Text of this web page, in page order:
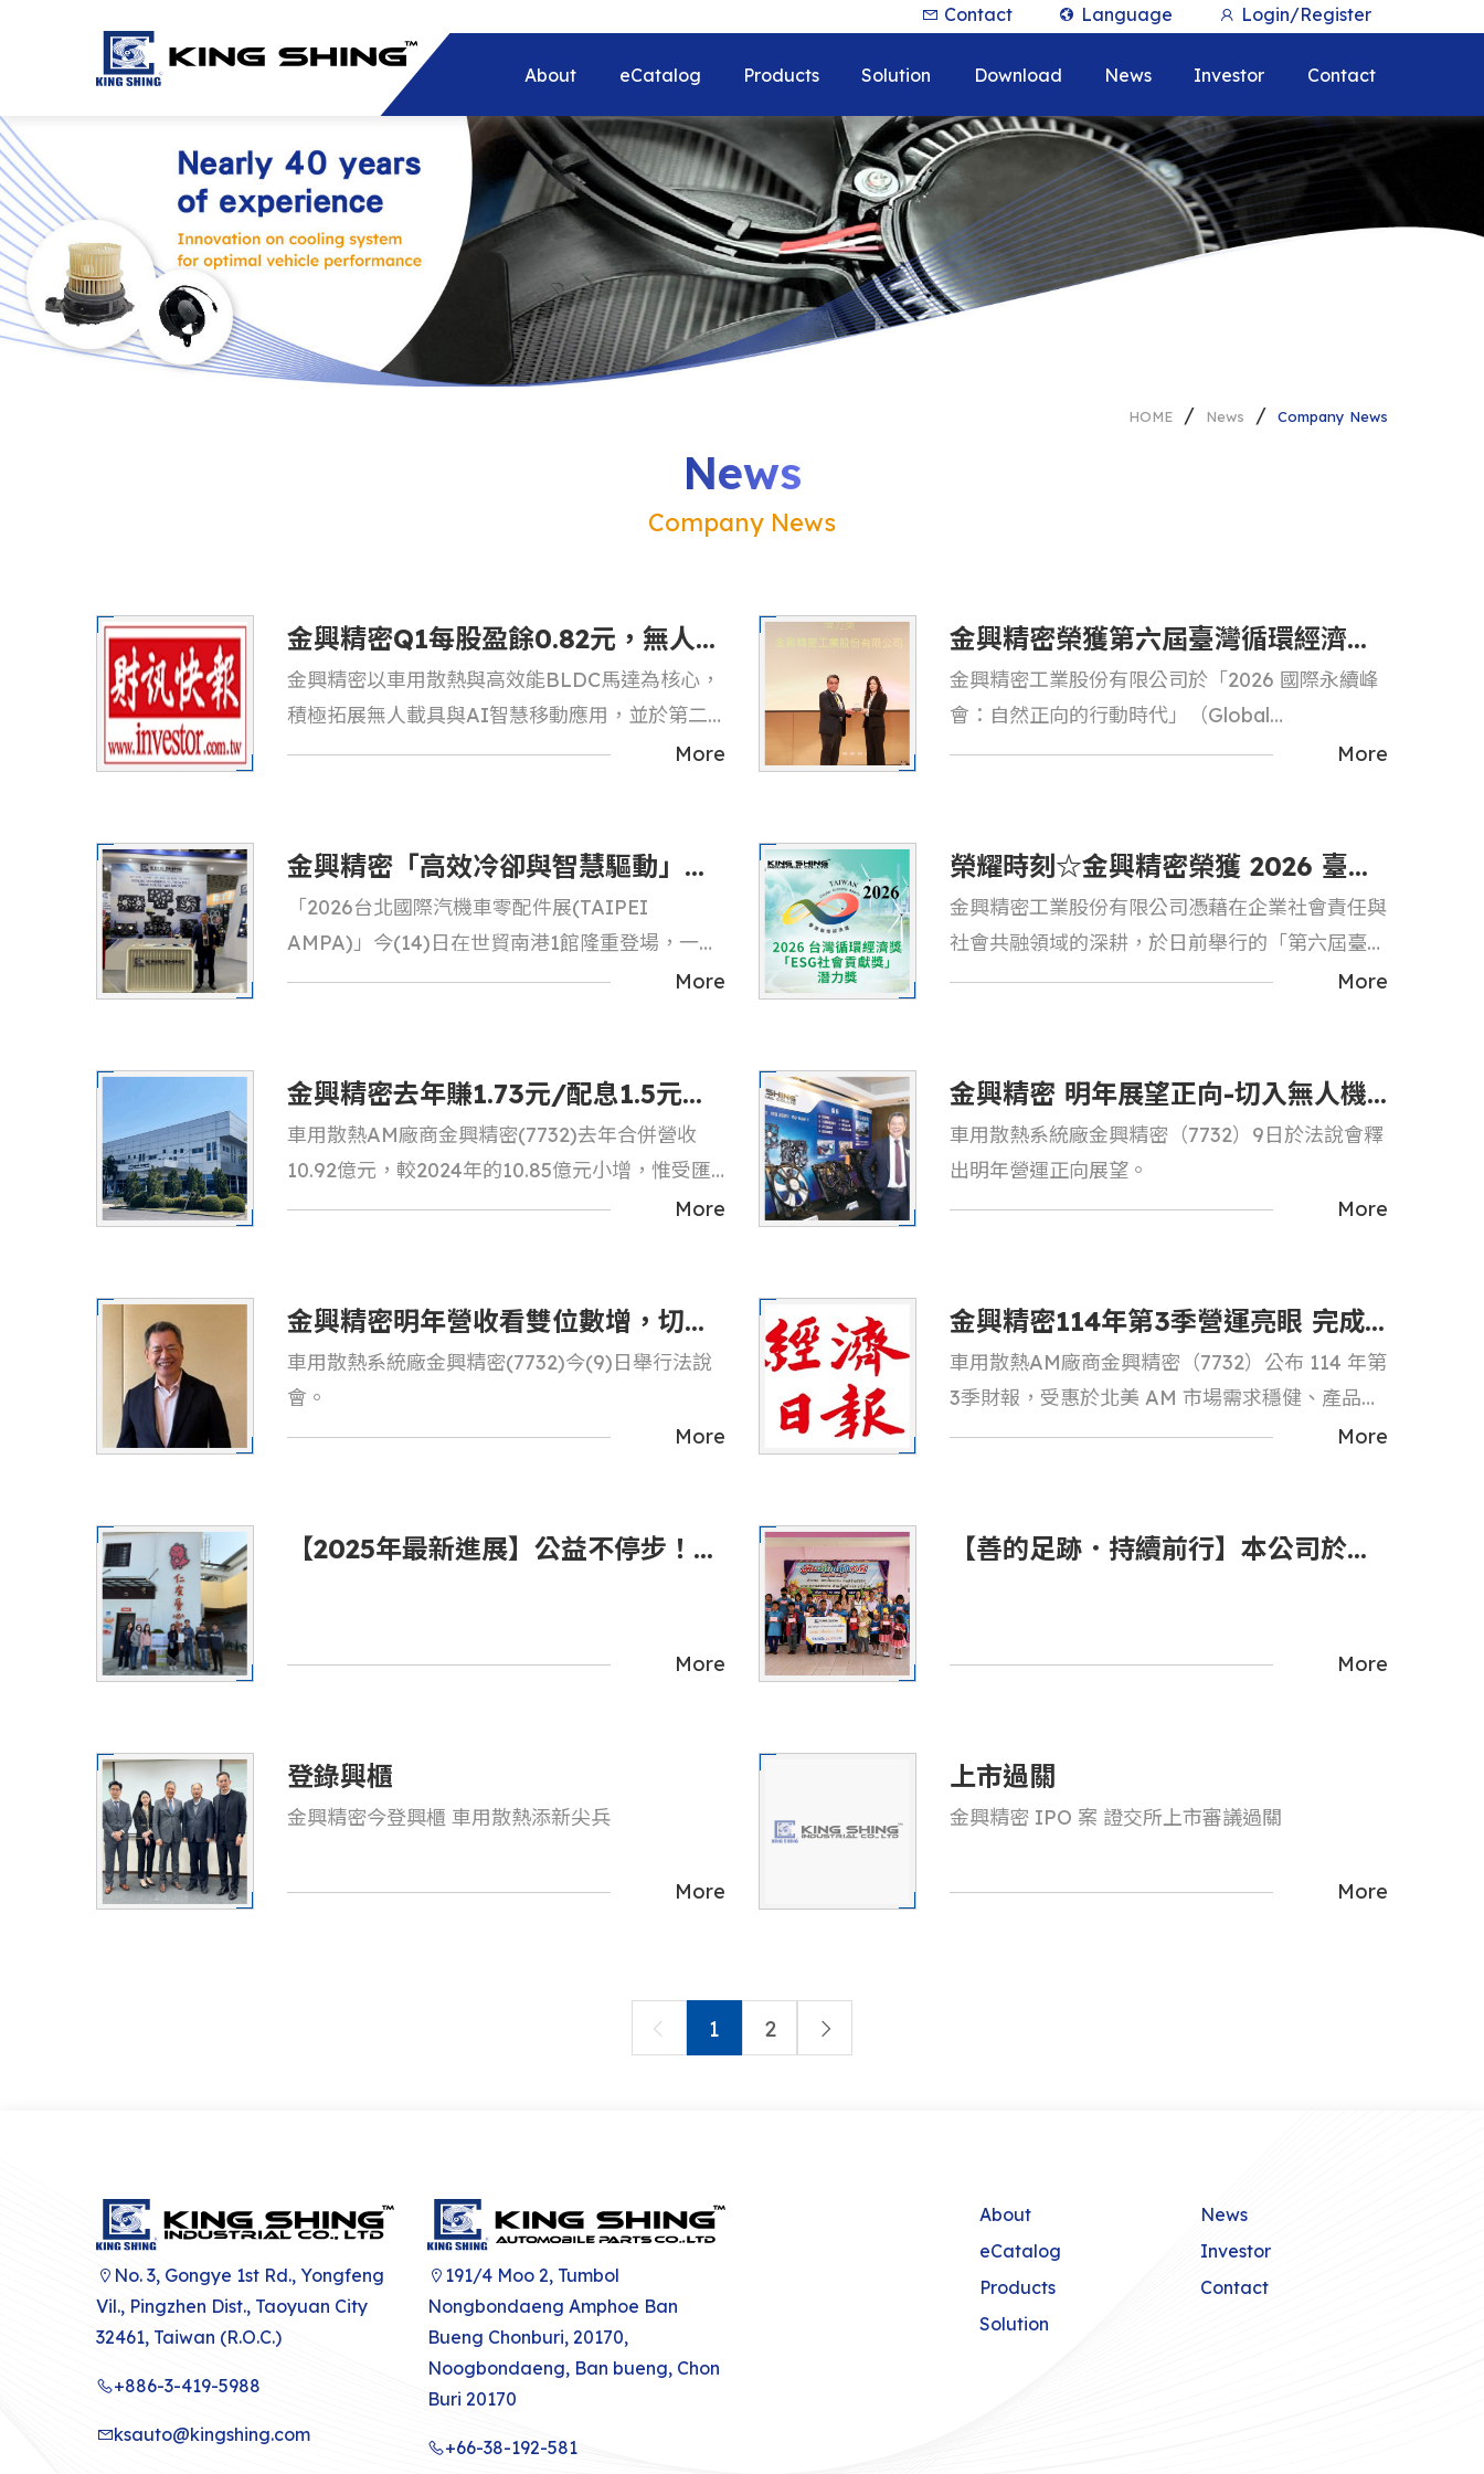
Contact
Language
Login/Register
About
About
History
eCatalog Products Solution
Solution
Product Development
R&D Test Equipment
Mold and Tooling Shop in
Thailand
Download
New Products
News
Company News
Recruit Talents
Investor
Stakeholder
Financial Information
Monthly Revenue Report
Consolidated Quarterly
Financial Reports
Shareholder Column
Shareholder
Contact Person
Policy
Internal Audit
Contact
HOME News Company News
News
Company News
金興精密Q1每股盈餘0.82元，無人載
具馬達Q2小量樣品出貨
金興精密以車用散熱與高效能BLDC馬達為核心，
積極拓展無人載具與AI智慧移動應用，並於第二
季啟動無人載具馬達樣品出貨，布局跨域高成長市
More
金興精密榮獲第六屆臺灣循環經濟獎
「ESG社會貢獻獎 – 潛力獎」
金興精密工業股份有限公司於「2026 國際永續峰
會：自然正向的行動時代」（Global
Sustainability Summit: Drive the Nature-
推動低碳製程與資源...
More
金興精密「高效冷卻與智慧驅動」
AMPA展重棒亮相
「2026台北國際汽機車零配件展(TAIPEI
AMPA)」今(14)日在世貿南港1館隆重登場，一連
展出四天；車用散熱系統製造商-金興精密(7732)
局切入AI移動載具供應鏈。
More
榮耀時刻☆金興精密榮獲 2026 臺灣
循環經濟獎！
金興精密工業股份有限公司憑藉在企業社會責任與
社會共融領域的深耕，於日前舉行的「第六屆臺灣
循環經濟獎」中榮獲 「ESG 社會貢獻獎」潛力More
金興精密去年賺1.73元/配息1.5元；
續拓新應用
車用散熱AM廠商金興精密(7732)去年合併營收
10.92億元，較2024年的10.85億元小增，惟受匯
率因素影響，毛利率由32%下降至29%
More
金興精密 明年展望正向-切入無人機
與移動式物流載具，加上泰國廠自動
化產線啟動，營收可望雙位數成長
車用散熱系統廠金興精密（7732）9日於法說會釋
出明年營運正向展望。
More
金興精密明年營收看雙位數增，切入
無人機/AGV
車用散熱系統廠金興精密(7732)今(9)日舉行法說
會。
More
金興精密114年第3季營運亮眼 完成
虧轉盈
車用散熱AM廠商金興精密（7732）公布 114 年第
3季財報，受惠於北美 AM 市場需求穩健、產品組
合改善及成本優化，本季營運表現明顯好轉，較去
More
【2025年最新進展】公益不停步！我
More
【善的足跡．持續前行】本公司於
More
登錄興櫃
金興精密今登興櫃 車用散熱添新尖兵
More
上市過關
金興精密 IPO 案 證交所上市審議過關
More
1 2
No. 3, Gongye 1st Rd., Yongfeng
Vil., Pingzhen Dist., Taoyuan City
32461, Taiwan (R.O.C.)
+886-3-419-5988
ksauto@kingshing.com
191/4 Moo 2, Tumbol
Nongbondaeng Amphoe Ban
Bueng Chonburi, 20170,
Noogbondaeng, Ban bueng, Chon
Buri 20170
+66-38-192-581
About
eCatalog
Products
Solution
News
Investor
Contact